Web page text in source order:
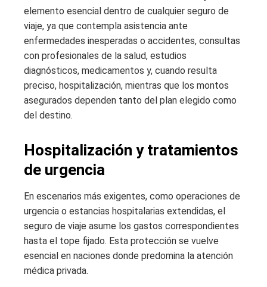
elemento esencial dentro de cualquier seguro de
viaje, ya que contempla asistencia ante
enfermedades inesperadas o accidentes, consultas
con profesionales de la salud, estudios
diagnósticos, medicamentos y, cuando resulta
preciso, hospitalización, mientras que los montos
asegurados dependen tanto del plan elegido como
del destino.
Hospitalización y tratamientos
de urgencia
En escenarios más exigentes, como operaciones de
urgencia o estancias hospitalarias extendidas, el
seguro de viaje asume los gastos correspondientes
hasta el tope fijado. Esta protección se vuelve
esencial en naciones donde predomina la atención
médica privada.